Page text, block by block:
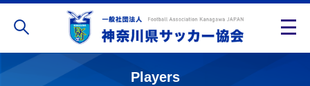
Players